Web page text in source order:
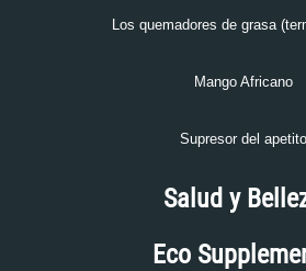
Los quemadores de grasa
Mango Africano
Supresor del apetito
Salud y
Eco